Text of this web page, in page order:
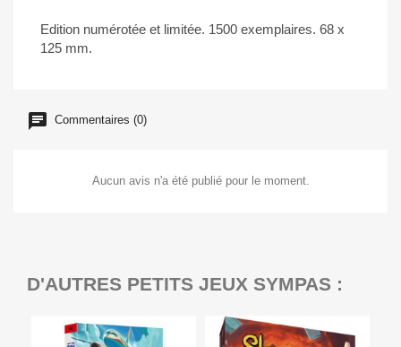
Edition numérotée et limitée. 1500 exemplaires. 68 x
125 mm.
Commentaires (0)
Aucun avis n'a été publié pour le moment.
D'AUTRES PETITS JEUX SYMPAS :